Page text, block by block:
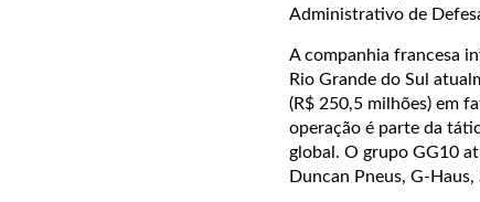
Administrativo de
A companhia francesa
Rio Grande do Sul
(R$ 250,5 milhões) em
operação é parte da
global. O grupo GG10
Duncan Pneus, G-